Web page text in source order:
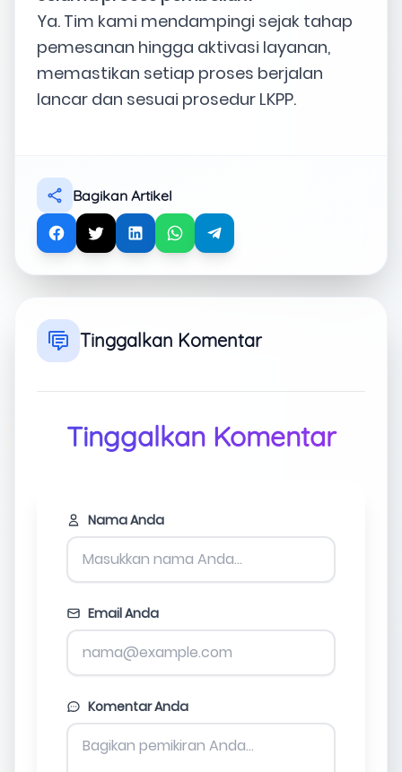
Ya. Tim kami mendampingi sejak tahap
pemesanan hingga aktivasi layanan,
memastikan setiap proses berjalan
lancar dan sesuai prosedur LKPP.
Bagikan Artikel
Tinggalkan Komentar
Tinggalkan Komentar
Nama Anda
Email Anda
Komentar Anda